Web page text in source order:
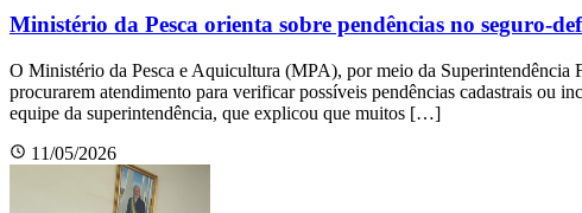
Ministério da Pesca orienta sobre pendências no seguro-
O Ministério da Pesca e Aquicultura (MPA), por meio da Superintendência
procurarem atendimento para verificar possíveis pendências cadastrais ou
equipe da superintendência, que explicou que muitos […]
11/05/2026